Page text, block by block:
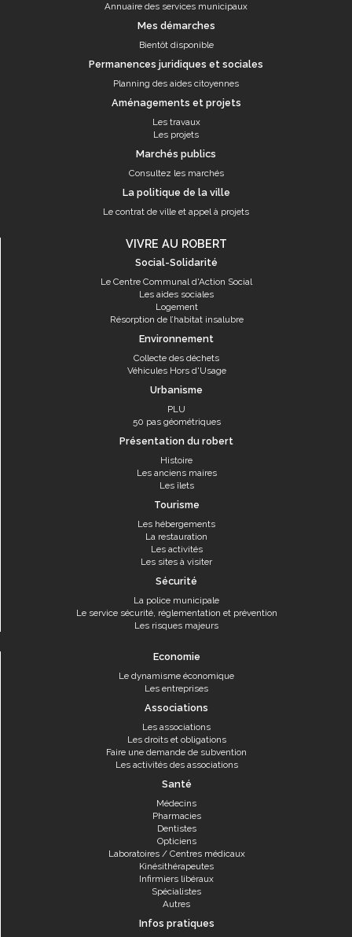
Annuaire des services municipaux
Mes démarches
Bientôt disponible
Permanences juridiques et sociales
Planning des aides citoyennes
Aménagements et projets
Les travaux
Les projets
Marchés publics
Consultez les marchés
La politique de la ville
Le contrat de ville et appel à projets
VIVRE AU ROBERT
Social-Solidarité
Le Centre Communal d'Action Social
Les aides sociales
Logement
Résorption de l’habitat insalubre
Environnement
Collecte des déchets
Véhicules Hors d'Usage
Urbanisme
PLU
50 pas géométriques
Présentation du robert
Histoire
Les anciens maires
Les îlets
Tourisme
Les hébergements
La restauration
Les activités
Les sites à visiter
Sécurité
La police municipale
Le service sécurité, réglementation et prévention
Les risques majeurs
Economie
Le dynamisme économique
Les entreprises
Associations
Les associations
Les droits et obligations
Faire une demande de subvention
Les activités des associations
Santé
Médecins
Pharmacies
Dentistes
Opticiens
Laboratoires / Centres médicaux
Kinésithérapeutes
Infirmiers libéraux
Spécialistes
Autres
Infos pratiques